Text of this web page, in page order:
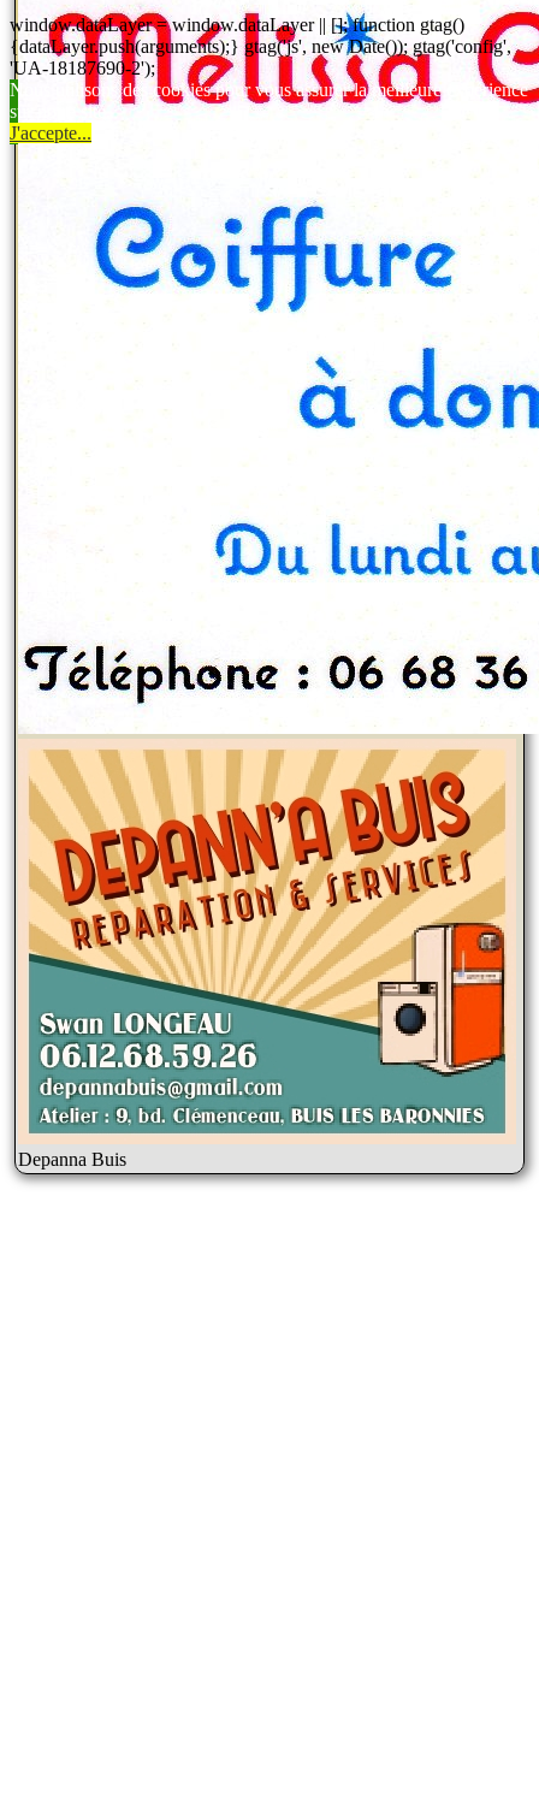
Depanna Buis
window.dataLayer = window.dataLayer || []; function gtag()
{dataLayer.push(arguments);} gtag('js', new Date()); gtag('config',
'UA-18187690-2');
Nous utilisons des cookies pour vous assurer la meilleure expérience
sur notre site.
J'accepte...